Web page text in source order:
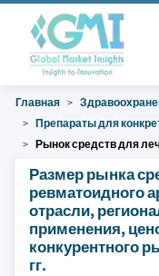
Главная
Препараты для
Рынок средств для
Размер рынка
ревматоидного
отрасли,
применения,
конкурентного
гг.